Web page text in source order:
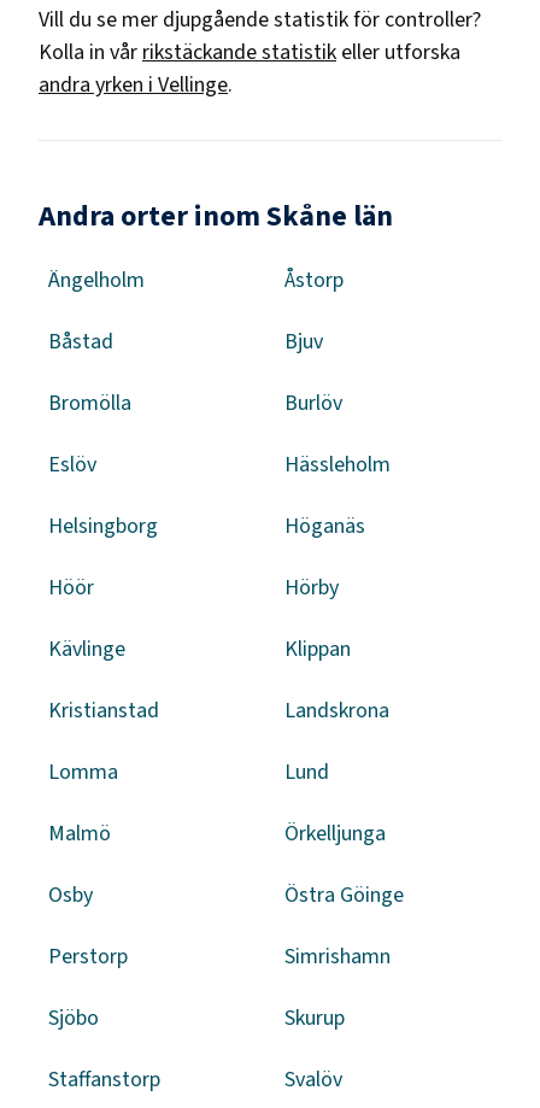
Vill du se mer djupgående statistik för controller?
Kolla in vår rikstäckande statistik eller utforska
andra yrken i Vellinge.
Andra orter inom Skåne län
Ängelholm Åstorp
Båstad Bjuv
Bromölla Burlöv
Eslöv Hässleholm
Helsingborg Höganäs
Höör Hörby
Kävlinge Klippan
Kristianstad Landskrona
Lomma Lund
Malmö Örkelljunga
Osby Östra Göinge
Perstorp Simrishamn
Sjöbo Skurup
Staffanstorp Svalöv